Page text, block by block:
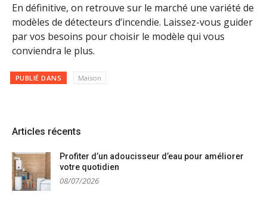
En définitive, on retrouve sur le marché une variété de
modèles de détecteurs d’incendie. Laissez-vous guider
par vos besoins pour choisir le modèle qui vous
conviendra le plus.
PUBLIÉ DANS Maison
Articles récents
Profiter d’un adoucisseur d’eau pour améliorer
votre quotidien
08/07/2026